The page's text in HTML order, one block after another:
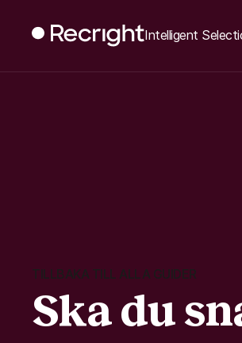
Intelligent
TILLBAKA TILL ALLA GUIDER
Ska du